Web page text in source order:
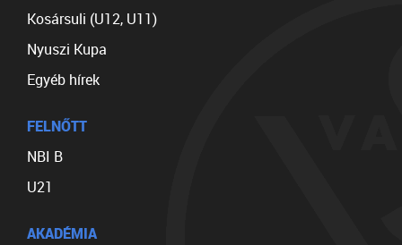
Kosársuli (U12, U11)
Nyuszi Kupa
Egyéb hírek
FELNŐTT
NBI B
U21
AKADÉMIA